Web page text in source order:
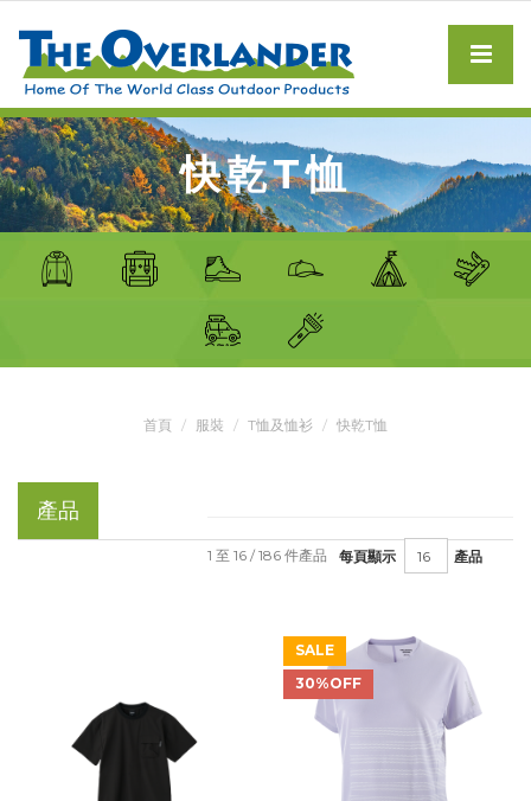
快乾T恤
首頁 服裝 T恤及恤衫 快乾T恤
產品
每頁顯示 產品
1 至 16 / 186 件產品
SALE
30%OFF